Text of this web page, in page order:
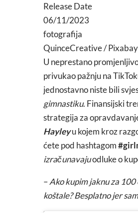
Release Date
06/11/2023
fotografija
QuinceCreative / Pixabay
U neprestano
privukao pažnju na
jednostavno niste bili
gimnastiku. Finansijski
strategija za
Hayleyu kojem kroz
ćete pod hashtagom
izračunavajuodluke o
–Ako kupim jaknu za
koštale? Besplatno jer